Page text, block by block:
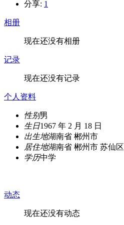
分享: 1
相册
现在还没有相册
记录
现在还没有记录
个人资料
性别男
生日1967 年 2 月 18 日
出生地湖南省 郴州市
居住地湖南省 郴州市 苏仙区
学历中学
动态
现在还没有动态